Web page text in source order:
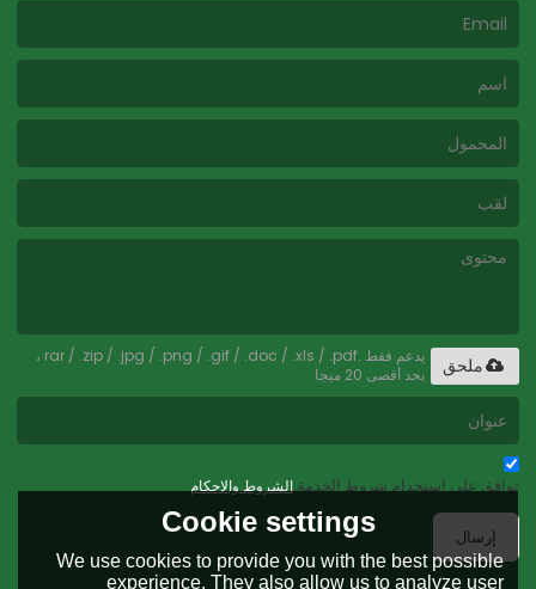
يدعم فقط .rar / .zip / .jpg / .png / .gif / .doc / .xls / .pdf ،
بحد أقصى 20 ميجا
ملحق
توافق على استخدام شروط الخدمة,الشروط والاحكام
إرسال Cookie settings
We use cookies to provide you with the best possible
experience. They also allow us to analyze user